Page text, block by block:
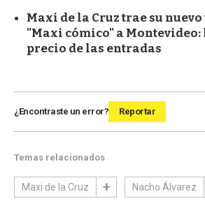
Maxi de la Cruz trae su
"Maxi cómico" a Montevideo:
precio de las entradas
¿Encontraste un error? Reportar
Temas relacionados
Maxi de la Cruz Nacho Álvarez